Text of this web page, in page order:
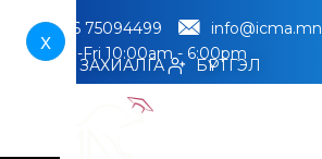
+976 75094499
info@icma.mn
Mon-Fri 10:00am - 6:00pm
ЦАГ ЗАХИАЛГА БҮРТГЭЛ
X